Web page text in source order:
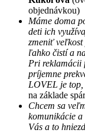
objednávkou)
Máme doma
deti ich
zmeniť veľkost
ľahko čistí a
Pri reklamácii
príjemne
LOVEL je
na základe
Chcem sa
komunikácie
Vás a to